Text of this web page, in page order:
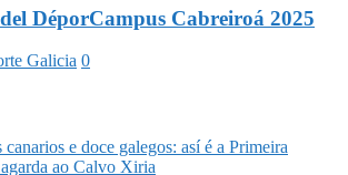
DéporCampus Cabreiroá 2025
Galicia 0